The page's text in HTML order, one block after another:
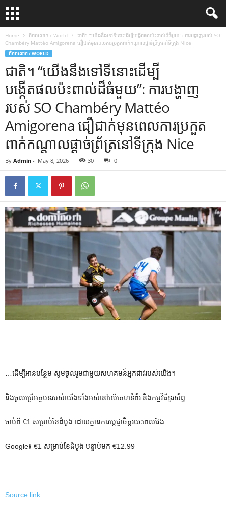
Home ពិភពលោក / World
ជាតិ។ “យើងនឹងទៅទីនោះដើម្បីបង្កើតផលប៉ះពាល់ដ៏ធំមួយ”: ការបង្ហាញរបស់ SO
Chambéry Mattéo Amigorena ជឿជាក់មុនពេលការប្រកួតពាក់កណ្តាលផ្តាច់ព្រ័ត្រនៅទីក្រុង Nice
ពិភពលោក / WORLD
ជាតិ។ “យើងនឹងទៅទីនោះដើម្បី
បង្កើតផលប៉ះពាល់ដ៏ធំមួយ”: ការបង្ហាញ
របស់ SO Chambéry Mattéo
Amigorena ជឿជាក់មុនពេលការប្រកួត
ពាក់កណ្តាលផ្តាច់ព្រ័ត្រនៅទីក្រុង Nice
By Admin - May 8, 2026 30 0
…ដើម្បីអានបន្ថែម សូមចូលរួមជាមួយសហគមន៍អ្នកជាវរបស់យើង។
និងចូលប្រើអត្ថបទរបស់យើងទាំងអស់នៅលើគេហទំព័រ និងកម្មវិធីទូរស័ព្ទ
ចាប់ពី €1 សម្រាប់ខែដំបូង ដោយគ្មានការប្តេជ្ញាចិត្តរយៈពេលវែង
Google៖ €1 សម្រាប់ខែដំបូង បន្ទាប់មក €12.99
Source link